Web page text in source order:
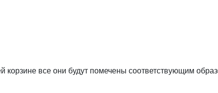
все они будут помечены соответствующим